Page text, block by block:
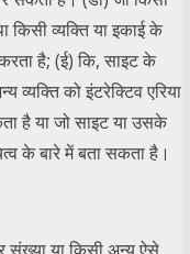
किसी व्यक्ति या इकाई के
है; (ई) कि, साइट के
को इंटरेक्टिव एरिया
है या जो साइट या उसके
के बारे में बता सकता है।